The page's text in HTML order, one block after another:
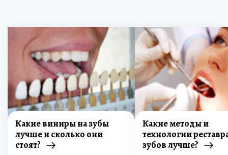
Какие виниры на зубы
лучше и сколько они
стоят?
Какие методы и
технологии
зубов лучше?